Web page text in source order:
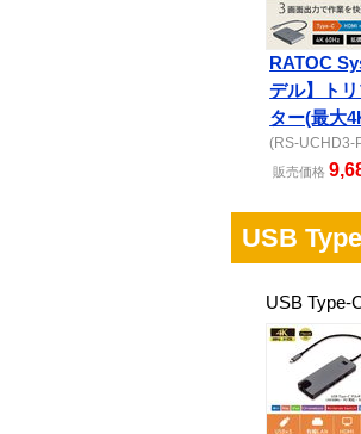
RATOC
デル】ト
ター(最大
(RS-UCHD3-
販売価格
USB
USB Type-